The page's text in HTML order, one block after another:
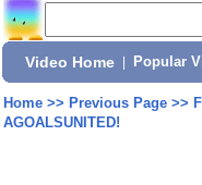
Video Home Popular
Home>> Previous Page>>
AGOALSUNITED!